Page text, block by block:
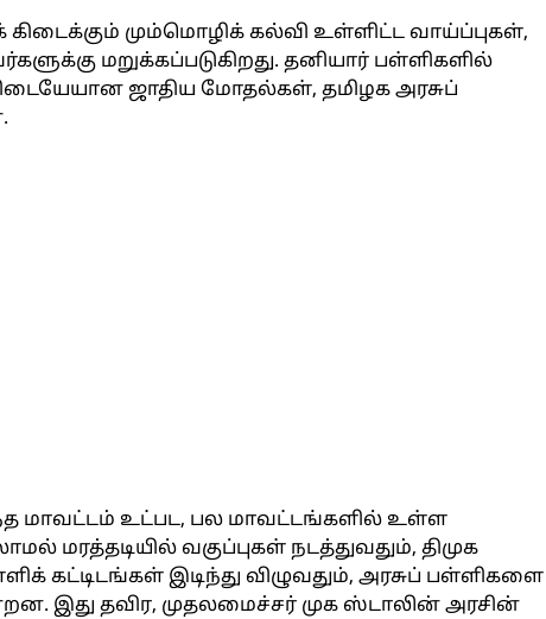
மும்மொழிக் கல்வி உள்ளிட்ட வாய்ப்புகள்,
மறுக்கப்படுகிறது. தனியார் பள்ளிகளில்
ஜாதிய மோதல்கள், தமிழக அரசுப்
மாவட்டம் உட்பட, பல மாவட்டங்களில் உள்ள
மரத்தடியில் வகுப்புகள் நடத்துவதும், திமுக
கட்டிடங்கள் இடிந்து விழுவதும், அரசுப் பள்ளிகளை
இது தவிர, முதலமைச்சர் முக ஸ்டாலின் அரசின்